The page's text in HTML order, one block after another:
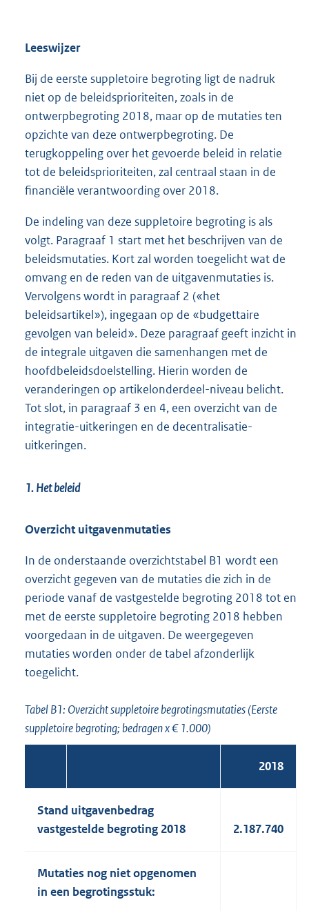
Leeswijzer
Bij de eerste suppletoire begroting ligt de nadruk
niet op de beleidsprioriteiten, zoals in de
ontwerpbegroting 2018, maar op de mutaties ten
opzichte van deze ontwerpbegroting. De
terugkoppeling over het gevoerde beleid in relatie
tot de beleidsprioriteiten, zal centraal staan in de
financiële verantwoording over 2018.
De indeling van deze suppletoire begroting is als
volgt. Paragraaf 1 start met het beschrijven van de
beleidsmutaties. Kort zal worden toegelicht wat de
omvang en de reden van de uitgavenmutaties is.
Vervolgens wordt in paragraaf 2 («het
beleidsartikel»), ingegaan op de «budgettaire
gevolgen van beleid». Deze paragraaf geeft inzicht in
de integrale uitgaven die samenhangen met de
hoofdbeleidsdoelstelling. Hierin worden de
veranderingen op artikelonderdeel-niveau belicht.
Tot slot, in paragraaf 3 en 4, een overzicht van de
integratie-uitkeringen en de decentralisatie-
uitkeringen.
1. Het beleid
Overzicht uitgavenmutaties
In de onderstaande overzichtstabel B1 wordt een
overzicht gegeven van de mutaties die zich in de
periode vanaf de vastgestelde begroting 2018 tot en
met de eerste suppletoire begroting 2018 hebben
voorgedaan in de uitgaven. De weergegeven
mutaties worden onder de tabel afzonderlijk
toegelicht.
Tabel B1: Overzicht suppletoire begrotingsmutaties (Eerste
suppletoire begroting; bedragen x € 1.000)
2018
Stand uitgavenbedrag
vastgestelde begroting 2018
2.187.740
Mutaties nog niet opgenomen
in een begrotingsstuk: